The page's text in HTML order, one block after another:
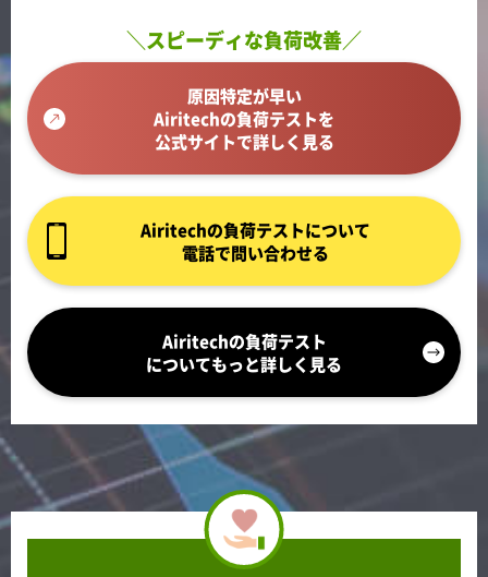
＼スピーディな負荷改善／
原因特定が早い
Airitechの負荷テストを
公式サイトで詳しく見る
Airitechの負荷テストについて
電話で問い合わせる
Airitechの負荷テスト
についてもっと詳しく見る